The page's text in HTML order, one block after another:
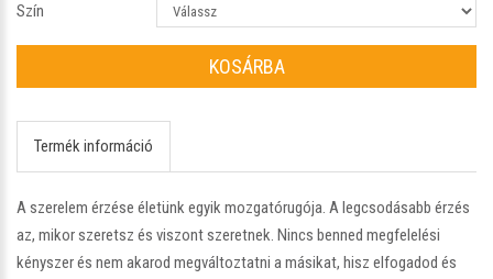
Szín
KOSÁRBA
Termék információ
A szerelem érzése életünk egyik mozgatórugója. A legcsodásabb érzés
az, mikor szeretsz és viszont szeretnek. Nincs benned megfelelési
kényszer és nem akarod megváltoztatni a másikat, hisz elfogadod és